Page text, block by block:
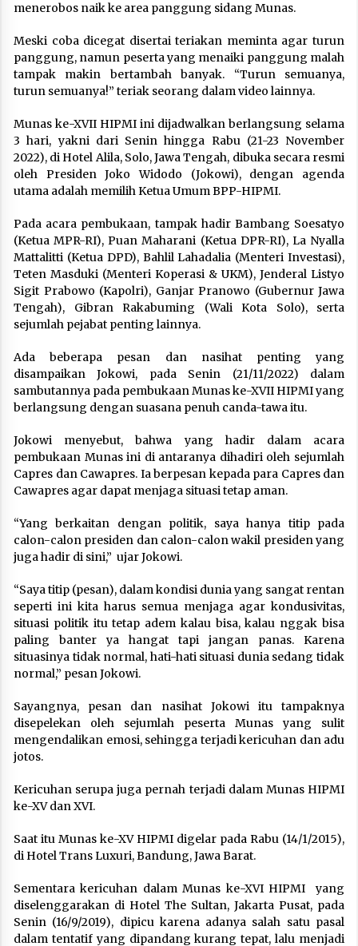
menerobos naik ke area panggung sidang Munas.
Meski coba dicegat disertai teriakan meminta agar turun
panggung, namun peserta yang menaiki panggung malah
tampak makin bertambah banyak. “Turun semuanya,
turun semuanya!” teriak seorang dalam video lainnya.
Munas ke-XVII HIPMI ini dijadwalkan berlangsung selama
3 hari, yakni dari Senin hingga Rabu (21-23 November
2022), di Hotel Alila, Solo, Jawa Tengah, dibuka secara resmi
oleh Presiden Joko Widodo (Jokowi), dengan agenda
utama adalah memilih Ketua Umum BPP-HIPMI.
Pada acara pembukaan, tampak hadir Bambang Soesatyo
(Ketua MPR-RI), Puan Maharani (Ketua DPR-RI), La Nyalla
Mattalitti (Ketua DPD), Bahlil Lahadalia (Menteri Investasi),
Teten Masduki (Menteri Koperasi & UKM), Jenderal Listyo
Sigit Prabowo (Kapolri), Ganjar Pranowo (Gubernur Jawa
Tengah), Gibran Rakabuming (Wali Kota Solo), serta
sejumlah pejabat penting lainnya.
Ada beberapa pesan dan nasihat penting yang
disampaikan Jokowi, pada Senin (21/11/2022) dalam
sambutannya pada pembukaan Munas ke-XVII HIPMI yang
berlangsung dengan suasana penuh canda-tawa itu.
Jokowi menyebut, bahwa yang hadir dalam acara
pembukaan Munas ini di antaranya dihadiri oleh sejumlah
Capres dan Cawapres. Ia berpesan kepada para Capres dan
Cawapres agar dapat menjaga situasi tetap aman.
“Yang berkaitan dengan politik, saya hanya titip pada
calon-calon presiden dan calon-calon wakil presiden yang
juga hadir di sini,” ujar Jokowi.
“Saya titip (pesan), dalam kondisi dunia yang sangat rentan
seperti ini kita harus semua menjaga agar kondusivitas,
situasi politik itu tetap adem kalau bisa, kalau nggak bisa
paling banter ya hangat tapi jangan panas. Karena
situasinya tidak normal, hati-hati situasi dunia sedang tidak
normal,” pesan Jokowi.
Sayangnya, pesan dan nasihat Jokowi itu tampaknya
disepelekan oleh sejumlah peserta Munas yang sulit
mengendalikan emosi, sehingga terjadi kericuhan dan adu
jotos.
Kericuhan serupa juga pernah terjadi dalam Munas HIPMI
ke-XV dan XVI.
Saat itu Munas ke-XV HIPMI digelar pada Rabu (14/1/2015),
di Hotel Trans Luxuri, Bandung, Jawa Barat.
Sementara kericuhan dalam Munas ke-XVI HIPMI yang
diselenggarakan di Hotel The Sultan, Jakarta Pusat, pada
Senin (16/9/2019), dipicu karena adanya salah satu pasal
dalam tentatif yang dipandang kurang tepat, lalu menjadi